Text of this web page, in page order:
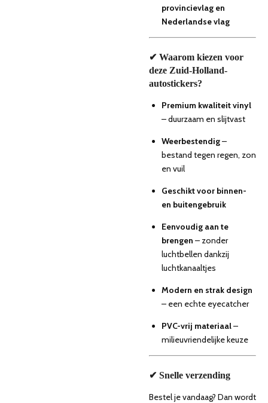
provincievlag en
Nederlandse vlag
✔ Waarom kiezen voor
deze Zuid-Holland-
autostickers?
Premium kwaliteit vinyl
– duurzaam en slijtvast
Weerbestendig–
bestand tegen regen, zon
en vuil
Geschikt voor binnen-
en buitengebruik
Eenvoudig aan te
brengen – zonder
luchtbellen dankzij
luchtkanaaltjes
Modern en strak design
– een echte eyecatcher
PVC-vrij materiaal–
milieuvriendelijke keuze
✔ Snelle verzending
Bestel je vandaag? Dan wordt